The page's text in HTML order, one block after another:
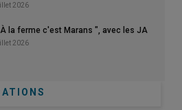
2026
la ferme c'est Marans ", avec les JA
2026